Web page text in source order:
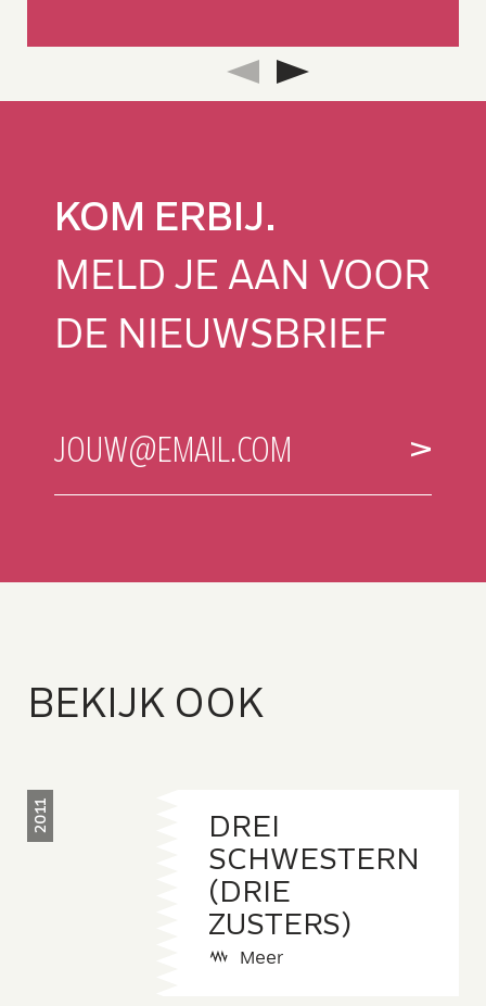
KOM ERBIJ.
MELD JE AAN VOOR
DE NIEUWSBRIEF
E-
JOUW@EMAIL.COM
BEKIJK OOK
2011
DREI
SCHWESTERN
(DRIE
ZUSTERS)
Meer